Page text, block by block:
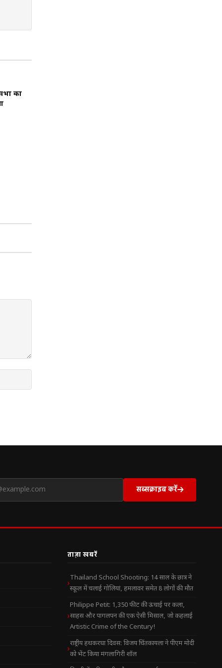
का
सब्सक्राइब करें
ताज़ा खबरें
Thailand School Shooting: 14 साल के छात्र ने
स्कूल में चलाई गोलियां, हमलावर समेत 8 लोगों की मौत
Philippe Petit: 1,350 फीट की ऊंचाई पर कला,
साहस और पागलपन की एक ऐसी मिसाल, जो कहलाई
Artistic Crime of the Century!
राष्ट्रीय हथकरघा दिवस: विजय चिंतकायला ने पीएम मोदी
को भेंट किया मंगलागिरी शॉल